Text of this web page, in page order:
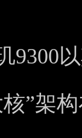
9300
”架